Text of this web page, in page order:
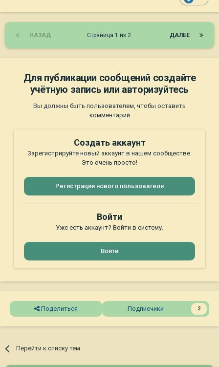
НАЗАД ДАЛЕЕ
Страница 1 из 2
Для публикации сообщений создайте
учётную запись или авторизуйтесь
Вы должны быть пользователем, чтобы оставить
комментарий
Создать аккаунт
Зарегистрируйте новый аккаунт в нашем сообществе.
Это очень просто!
Регистрация нового пользователя
Войти
Уже есть аккаунт? Войти в систему.
Войти
Поделиться Подписчики 2
Перейти к списку тем